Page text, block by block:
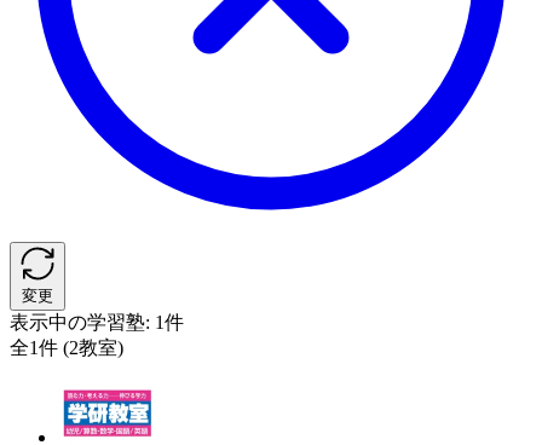
変更
表示中の学習塾: 1件
全1件 (2教室)